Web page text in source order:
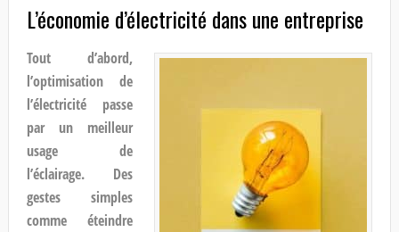
L’économie d’électricité dans une entreprise
Tout d’abord,
l’optimisation de
l’électricité passe
par un meilleur
usage de
l’éclairage. Des
gestes simples
comme éteindre